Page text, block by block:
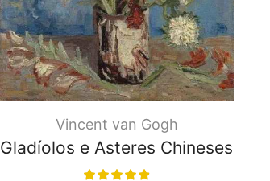
Vincent van Gogh
Gladíolos e Asteres Chineses